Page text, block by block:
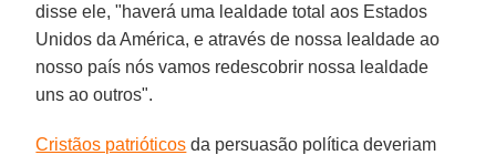
disse ele, "haverá uma lealdade total aos Estados
Unidos da América, e através de nossa lealdade ao
nosso país nós vamos redescobrir nossa lealdade
uns ao outros".
Cristãos patrióticos da persuasão política deveriam